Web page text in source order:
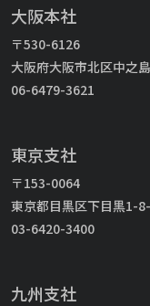
大阪本社
〒530-6126
大阪府大阪市北区中之
06-6479-3621
東京支社
〒153-0064
東京都目黒区下目黒1-
03-6420-3400
九州支社